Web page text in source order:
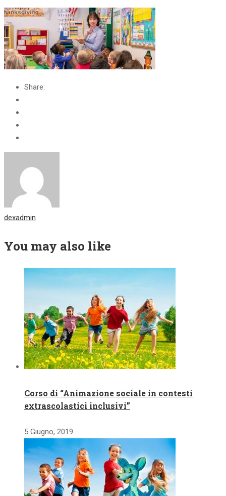
Share:
dexadmin
You may also like
Corso di “Animazione sociale in contesti
extrascolastici inclusivi”
5 Giugno, 2019